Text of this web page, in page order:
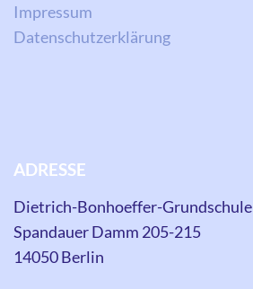
Impressum
Datenschutzerklärung
ADRESSE
Dietrich-Bonhoeffer-Grundschule
Spandauer Damm 205-215
14050 Berlin